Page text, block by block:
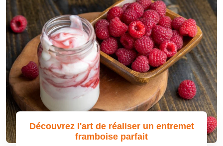
Découvrez l'art de réaliser un entremet
framboise parfait